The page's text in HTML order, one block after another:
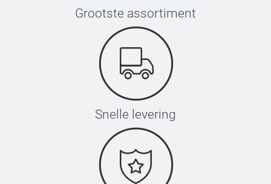
Grootste assortiment
Snelle levering